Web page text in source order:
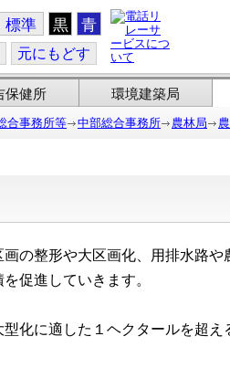
標準 黒 青
元にもどす
保健所 環境建築局
合事務所等 中部総合事務所 農林局
の整形や大区画化、用排水路
促進していきます。
化に適した１ヘクタールを超